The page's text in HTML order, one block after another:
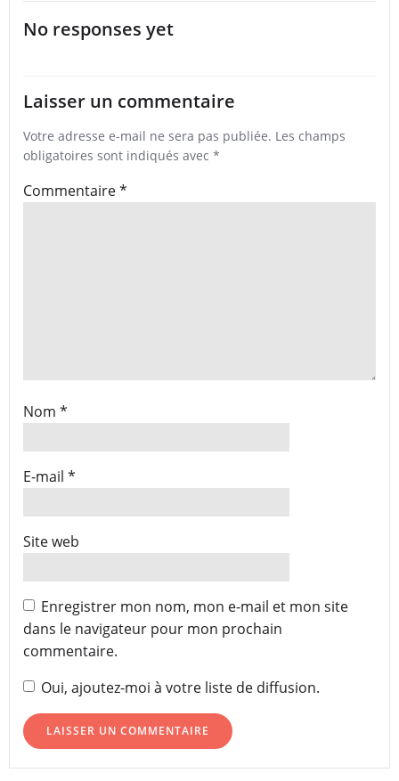
No responses yet
Laisser un commentaire
Votre adresse e-mail ne sera pas publiée. Les champs
obligatoires sont indiqués avec *
Commentaire*
Nom *
E-mail *
Site web
Enregistrer mon nom, mon e-mail et mon site
dans le navigateur pour mon prochain
commentaire.
Oui, ajoutez-moi à votre liste de diffusion.